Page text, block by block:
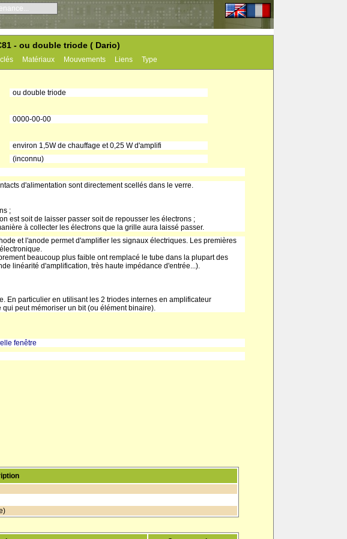
- ou double triode ( Dario)
Matériaux Mouvements Liens Type
ou double triode
0000-00-00
environ 1,5W de chauffage et 0,25 W d'amplifi
(inconnu)
d'alimentation sont directement scellés dans le verre.
;
est soit de laisser passer soit de repousser les électrons ;
à collecter les électrons que la grille aura laissé passer.
et l'anode permet d'amplifier les signaux électriques. Les premières
beaucoup plus faible ont remplacé le tube dans la plupart des
linéarité d'amplification, très haute impédance d'entrée...).
En particulier en utilisant les 2 triodes internes en amplificateur
peut mémoriser un bit (ou élément binaire).
fenêtre